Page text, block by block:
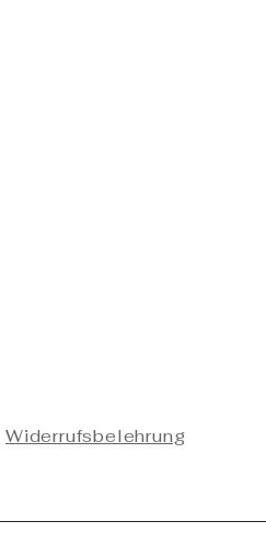
Widerrufsbelehrung